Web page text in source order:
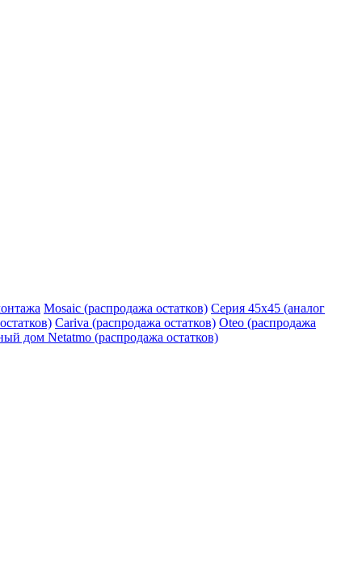
Mosaic (распродажа остатков) Серия 45х45 (аналог
Cariva (распродажа остатков) Oteo (распродажа
дом Netatmo (распродажа остатков)